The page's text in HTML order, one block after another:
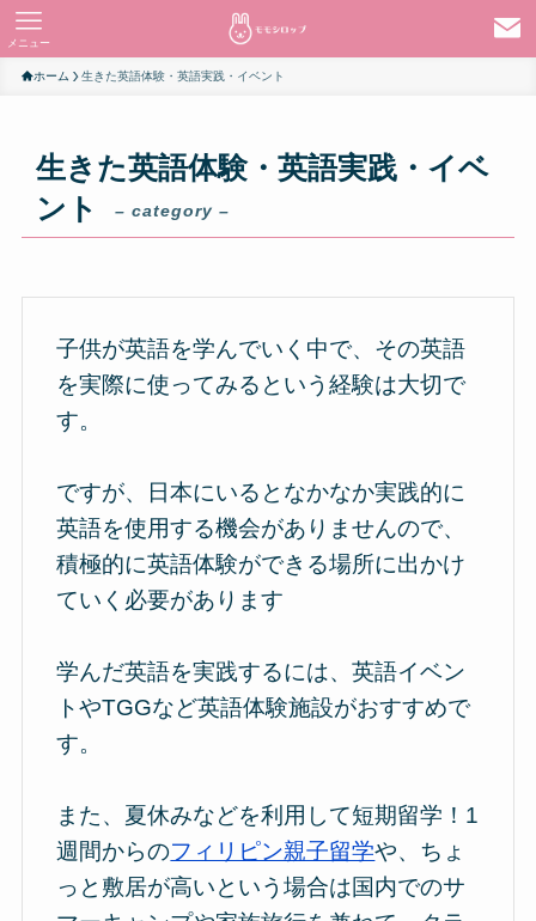
メニュー
ホーム 生きた英語体験・英語実践・イベント
生きた英語体験・英語実践・イベ
ント
– category –
子供が英語を学んでいく中で、その英語
を実際に使ってみるという経験は大切で
す。
ですが、日本にいるとなかなか実践的に
英語を使用する機会がありませんので、
積極的に英語体験ができる場所に出かけ
ていく必要があります
学んだ英語を実践するには、英語イベン
トやTGGなど英語体験施設がおすすめで
す。
また、夏休みなどを利用して短期留学！1
週間からのフィリピン親子留学や、ちょ
っと敷居が高いという場合は国内でのサ